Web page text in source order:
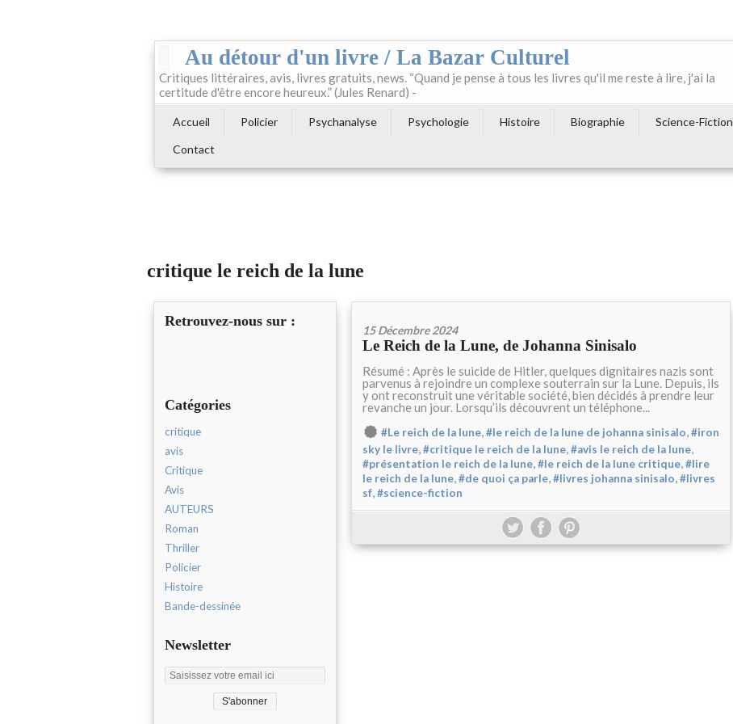
Au détour d'un livre / La Bazar Culturel
Critiques littéraires, avis, livres gratuits, news. “Quand je pense à tous les livres qu'il me reste à lire, j'ai la
certitude d'être encore heureux.” (Jules Renard) -
Accueil Policier Psychanalyse Psychologie Histoire Biographie Science-Fiction
Contact
critique le reich de la lune
Retrouvez-nous sur :
Catégories
critique
avis
Critique
Avis
AUTEURS
Roman
Thriller
Policier
Histoire
Bande-dessinée
Newsletter
15 Décembre 2024
Le Reich de la Lune, de Johanna Sinisalo
Résumé : Après le suicide de Hitler, quelques dignitaires nazis sont
parvenus à rejoindre un complexe souterrain sur la Lune. Depuis, ils
y ont reconstruit une véritable société, bien décidés à prendre leur
revanche un jour. Lorsqu’ils découvrent un téléphone...
#Le reich de la lune,#le reich de la lune de johanna sinisalo,#iron
sky le livre,#critique le reich de la lune,#avis le reich de la lune,
#présentation le reich de la lune,#le reich de la lune critique,#lire
le reich de la lune,#de quoi ça parle,#livres johanna sinisalo,#livres
sf,#science-fiction